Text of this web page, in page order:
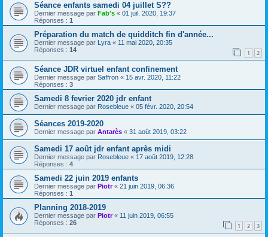
Séance enfants samedi 04 juillet S??
Dernier message par Fab's « 01 juil. 2020, 19:37
Réponses : 1
Préparation du match de quidditch fin d'année...
Dernier message par Lyra « 11 mai 2020, 20:35
Réponses : 14 1 2
Séance JDR virtuel enfant confinement
Dernier message par Saffron « 15 avr. 2020, 11:22
Réponses : 3
Samedi 8 fevrier 2020 jdr enfant
Dernier message par Rosebleue « 05 févr. 2020, 20:54
Séances 2019-2020
Dernier message par Antarès « 31 août 2019, 03:22
Samedi 17 août jdr enfant après midi
Dernier message par Rosebleue « 17 août 2019, 12:28
Réponses : 4
Samedi 22 juin 2019 enfants
Dernier message par Piotr« 21 juin 2019, 06:36
Réponses : 1
Planning 2018-2019
Dernier message par Piotr« 11 juin 2019, 06:55
Réponses : 26 1 2 3